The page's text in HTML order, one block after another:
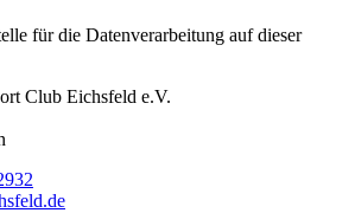
für die Datenverarbeitung auf dieser
Club Eichsfeld e.V.